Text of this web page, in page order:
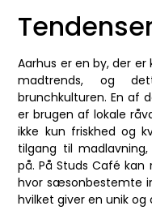
Aarhus er en by, der
madtrends, og
brunchkulturen. En af
er brugen af lokale
ikke kun friskhed og
tilgang til
på. På Studs Café
hvor sæsonbestemte
hvilket giver en unik